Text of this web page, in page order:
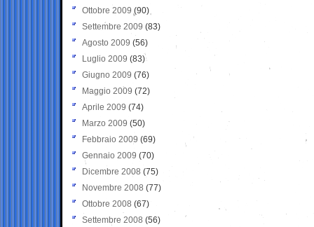
Ottobre 2009 (90)
Settembre 2009 (83)
Agosto 2009 (56)
Luglio 2009 (83)
Giugno 2009 (76)
Maggio 2009 (72)
Aprile 2009 (74)
Marzo 2009 (50)
Febbraio 2009 (69)
Gennaio 2009 (70)
Dicembre 2008 (75)
Novembre 2008 (77)
Ottobre 2008 (67)
Settembre 2008 (56)